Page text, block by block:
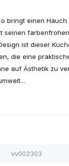
bringt einen Hauch
seinen
ist dieser
die eine
auf Ästhetik zu
vv002303